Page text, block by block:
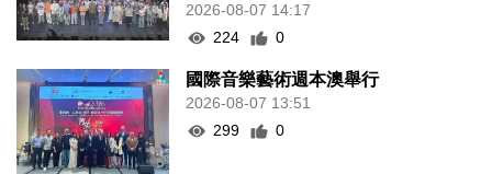
2026-08-07 14:17
224
0
國際音樂藝術週本澳舉行
2026-08-07 13:51
299
0